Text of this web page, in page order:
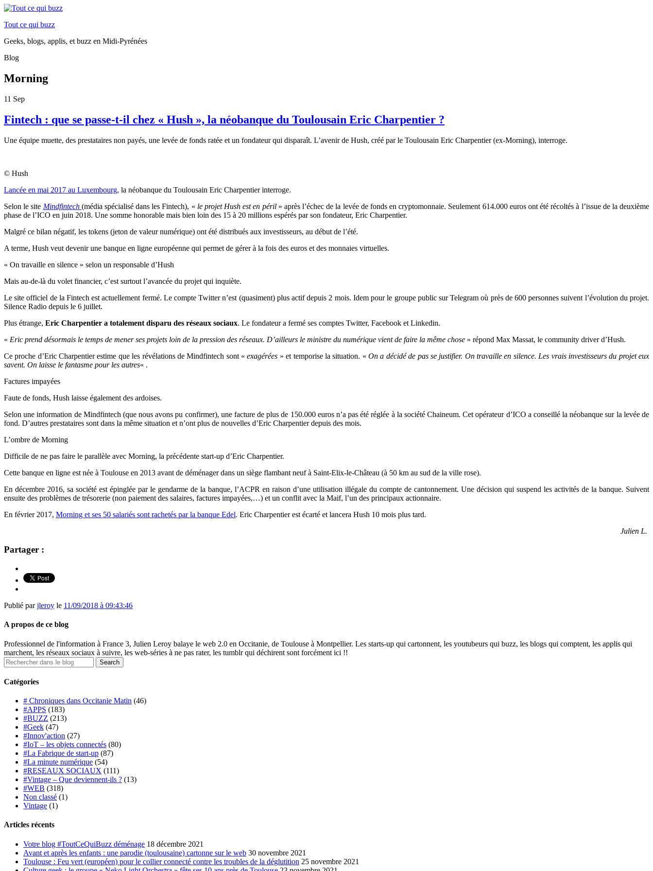
Tout ce qui buzz
Geeks, blogs, applis, et buzz en Midi-Pyrénées
Blog
Morning
11 Sep
Fintech : que se passe-t-il chez « Hush », la néobanque du Toulousain Eric Charpentier ?
Une équipe muette, des prestataires non payés, une levée de fonds ratée et un fondateur qui disparaît. L’avenir de Hush, créé par le Toulousain Eric Charpentier (ex-Morning), interroge.
© Hush
Lancée en mai 2017 au Luxembourg, la néobanque du Toulousain Eric Charpentier interroge.
Selon le site Mindfintech (média spécialisé dans les Fintech), « le projet Hush est en péril» après l’échec de la levée de fonds en cryptomonnaie. Seulement 614.000 euros ont été récoltés à l’issue de la deuxième
phase de l’ICO en juin 2018. Une somme honorable mais bien loin des 15 à 20 millions espérés par son fondateur, Eric Charpentier.
Malgré ce bilan négatif, les tokens (jeton de valeur numérique) ont été distribués aux investisseurs, au début de l’été.
A terme, Hush veut devenirune banque en ligne européenne qui permet de gérer à la fois des euros et des monnaies virtuelles.
« On travaille en silence » selon un responsable d’Hush
Mais au-de-là du volet financier, c’est surtout l’avancée du projet qui inquiète.
Le site officiel de la Fintech est actuellement fermé. Le compte Twitter n’est (quasiment) plus actif depuis 2 mois. Idem pour le groupe public sur Telegram où près de 600 personnes suivent l’évolution du projet.
Silence Radio depuis le 6 juillet.
Plus étrange, Eric Charpentier a totalement disparu des réseaux sociaux. Le fondateur a fermé ses comptes Twitter, Facebook et Linkedin.
« Eric prend désormais le temps de mener ses projets loin de la pression des réseaux. D’ailleurs le ministre du numérique vient de faire la même chose » répond Max Massat, le community driver d’Hush.
Ce proche d’Eric Charpentier estime que les révélations de Mindfintech sont «exagérées » et temporise la situation. «On a décidé de pas se justifier. On travaille en silence. Les vrais investisseurs du projet eux
savent. On laisse le fantasme pour les autres« .
Factures impayées
Faute de fonds, Hush laisse également des ardoises.
Selon une information de Mindfintech (que nous avons pu confirmer), une facture de plus de 150.000 euros n’a pas été réglée à la société Chaineum.Cet opérateur d’ICO a conseillé la néobanque sur la levée de
fond. D’autres prestataires sont dans la même situation et n’ont plus de nouvelles d’Eric Charpentier depuis des mois.
L’ombre de Morning
Difficile de ne pas faire le parallèle avec Morning, la précédente start-up d’Eric Charpentier.
Cette banque en ligne est née à Toulouse en 2013 avant de déménager dans un siège flambant neuf à Saint-Elix-le-Château (à 50 km au sud de la ville rose).
En décembre 2016, sa société est épinglée par le gendarme de la banque, l’ACPR en raison d’une utilisation illégale du compte de cantonnement. Une décision qui suspend les activités de la banque. Suivent
ensuite des problèmes de trésorerie (non paiement des salaires, factures impayées,…) et un conflit avec la Maif, l’un des principaux actionnaire.
En février 2017, Morning et ses 50 salariés sont rachetés par la banque Edel. Eric Charpentier est écarté et lancera Hush 10 mois plus tard.
Julien L.
Partager :
Publié parjleroy le 11/09/2018 à 09:43:46
A propos de ce blog
Professionnel de l'information à France 3, Julien Leroy balaye le web 2.0 en Occitanie, de Toulouse à Montpellier. Les starts-up qui cartonnent, les youtubeurs qui buzz, les blogs qui comptent, les applis qui
marchent, les réseaux sociaux à suivre, les web-séries à ne pas rater, les tumblr qui déchirent sont forcément ici !!
Catégories
# Chroniques dans Occitanie Matin (46)
#APPS (183)
#BUZZ (213)
#Geek (47)
#Innov'action (27)
#IoT – les objets connectés (80)
#La Fabrique de start-up (87)
#La minute numérique (54)
#RESEAUX SOCIAUX (111)
#Vintage – Que deviennent-ils ? (13)
#WEB (318)
Non classé (1)
Vintage (1)
Articles récents
Votre blog #ToutCeQuiBuzz déménage 18 décembre 2021
Avant et après les enfants : une parodie (toulousaine) cartonne sur le web 30 novembre 2021
Toulouse : Feu vert (européen) pour le collier connecté contre les troubles de la déglutition 25 novembre 2021